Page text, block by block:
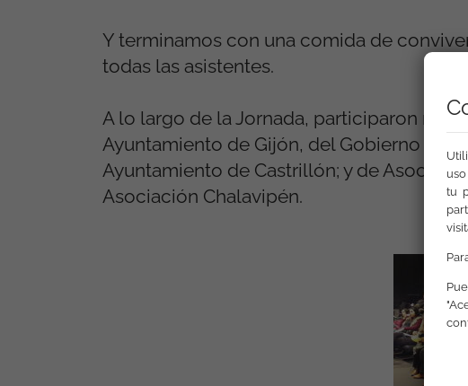
Y terminamos con una comida de
todas las asistentes.
A lo largo de la Jornada, participaron
Ayuntamiento de Gijón, del Gobierno del
Ayuntamiento de Castrillón; y de
Asociación Chalavipén.
tu